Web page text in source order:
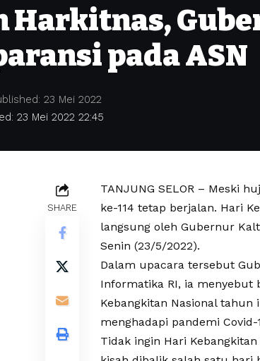
Harkitnas,
pada ASN
23 Mei 2022 22:45
23 Mei 2022
SHARE
TANJUNG SELOR – Meski
ke-114 tetap berjalan. Hari
langsung oleh Gubernur
Senin (23/5/2022).
Dalam upacara tersebut
Informatika RI, ia menyebut
Kebangkitan Nasional
menghadapi pandemi
Tidak ingin Hari